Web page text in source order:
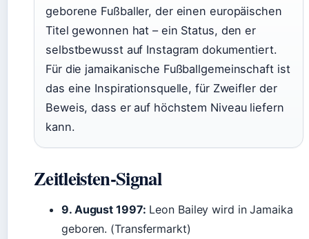
geborene Fußballer, der einen europäischen
Titel gewonnen hat – ein Status, den er
selbstbewusst auf Instagram dokumentiert.
Für die jamaikanische Fußballgemeinschaft ist
das eine Inspirationsquelle, für Zweifler der
Beweis, dass er auf höchstem Niveau liefern
kann.
Zeitleisten-Signal
9. August 1997: Leon Bailey wird in Jamaika
geboren. (Transfermarkt)